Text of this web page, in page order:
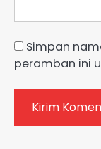
Simpan
peramban ini